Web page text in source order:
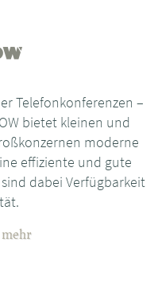
Telefonkonferenzen –
bietet kleinen und
moderne
effiziente und gute
dabei Verfügbarkeit